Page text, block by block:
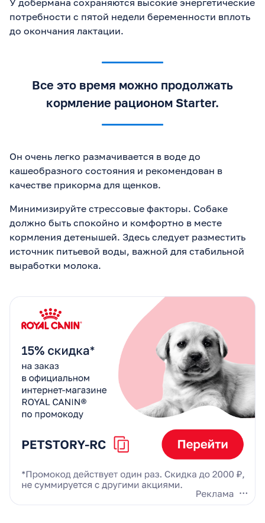
У добермана сохраняются высокие энергетические
потребности с пятой недели беременности вплоть
до окончания лактации.
Все это время можно продолжать
кормление рационом Starter.
Он очень легко размачивается в воде до
кашеобразного состояния и рекомендован в
качестве прикорма для щенков.
Минимизируйте стрессовые факторы. Собаке
должно быть спокойно и комфортно в месте
кормления детенышей. Здесь следует разместить
источник питьевой воды, важной для стабильной
выработки молока.